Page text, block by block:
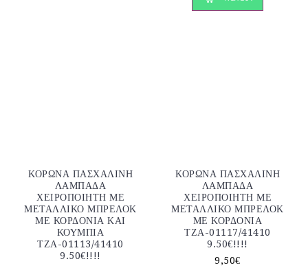
ΚΟΡΩΝΑ ΠΑΣΧΑΛΙΝΗ
ΛΑΜΠΑΔΑ
ΧΕΙΡΟΠΟΙΗΤΗ ΜΕ
ΜΕΤΑΛΛΙΚΟ ΜΠΡΕΛΟΚ
ΜΕ ΚΟΡΔΟΝΙΑ ΚΑΙ
ΚΟΥΜΠΙΑ
ΤΖΑ-01113/41410
9.50€!!!!
ΚΟΡΩΝΑ ΠΑΣΧΑΛΙΝΗ
ΛΑΜΠΑΔΑ
ΧΕΙΡΟΠΟΙΗΤΗ ΜΕ
ΜΕΤΑΛΛΙΚΟ ΜΠΡΕΛΟΚ
ΜΕ ΚΟΡΔΟΝΙΑ
ΤΖΑ-01117/41410
9.50€!!!!
9,50€